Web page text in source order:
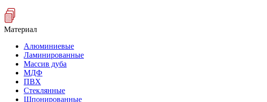
Материал
Алюминиевые
Ламинированные
Массив дуба
МДФ
ПВХ
Стеклянные
Шпонированные